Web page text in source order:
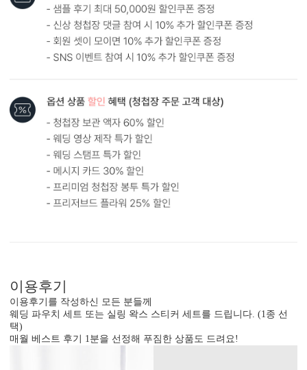
봉투 인쇄
이용후기
이용후기를 작성하신 모든 분들께
웨딩 파우치 세트 또는 실링 왁스 스티커 세트를 드립니다. (1종 선
택)
매월 베스트 후기 1분을 선정해 푸짐한 상품도 드려요!